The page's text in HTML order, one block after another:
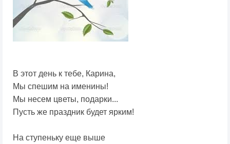
В этот день к тебе, Карина,
Мы спешим на именины!
Мы несем цветы, подарки...
Пусть же праздник будет ярким!
На ступеньку еще выше